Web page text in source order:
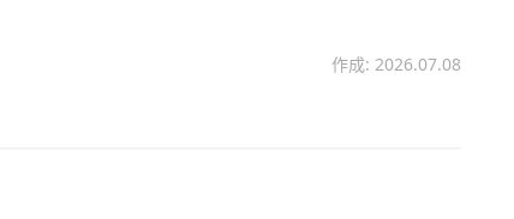
作成: 2026.07.08